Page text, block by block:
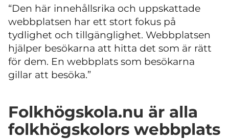
“Den här innehållsrika och uppskattade
webbplatsen har ett stort fokus på
tydlighet och tillgänglighet. Webbplatsen
hjälper besökarna att hitta det som är rätt
för dem. En webbplats som besökarna
gillar att besöka.”
Folkhögskola.nu är alla
folkhögskolors webbplats